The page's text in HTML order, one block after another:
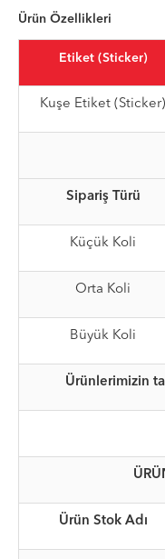
Ürün Özellikleri
Etiket (Sticker)
Kuşe Etiket (Sticker)
Sipariş Türü
Küçük Koli
Orta Koli
Büyük Koli
Ürünlerimizin
Ürün Stok Adı